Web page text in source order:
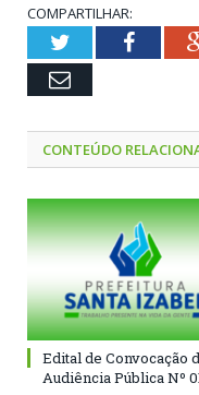
COMPARTILHAR:
Twitter
Email
CONTEÚDO
Edital de Convocação
Audiência Pública Nº